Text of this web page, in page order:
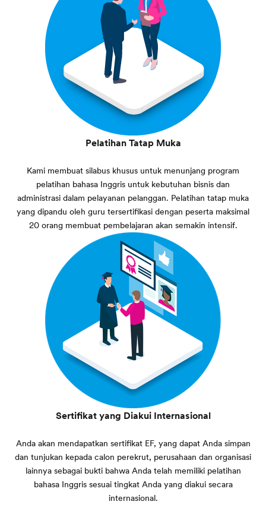
Pelatihan Tatap Muka
Kami membuat silabus khusus untuk menunjang program
pelatihan bahasa Inggris untuk kebutuhan bisnis dan
administrasi dalam pelayanan pelanggan. Pelatihan tatap muka
yang dipandu oleh guru tersertifikasi dengan peserta maksimal
20 orang membuat pembelajaran akan semakin intensif.
Sertifikat yang Diakui Internasional
Anda akan mendapatkan sertifikat EF, yang dapat Anda simpan
dan tunjukan kepada calon perekrut, perusahaan dan organisasi
lainnya sebagai bukti bahwa Anda telah memiliki pelatihan
bahasa Inggris sesuai tingkat Anda yang diakui secara
internasional.